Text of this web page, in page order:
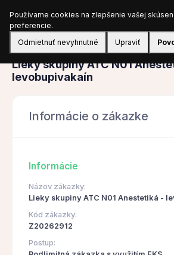
Obstarávanie
Lieky skupiny ATC N01
levobupivakaín
Informácie o zákazke
Informácie
Názov zákazky:
Lieky skupiny ATC N01 Anestetiká -
Kód zákazky:
Z20262912
Postup:
Používame cookies na zlepšenie vašej
preferencie.
Odmietnuť nevyhnutné
Upraviť